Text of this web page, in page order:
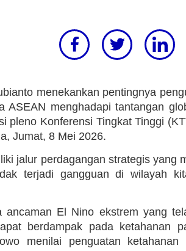
menekankan pentingnya
ASEAN menghadapi tantangan
pleno Konferensi Tingkat Tinggi
Jumat, 8 Mei 2026.
jalur perdagangan strategis yang
terjadi gangguan di wilayah
ancaman El Nino ekstrem yang
berdampak pada ketahanan
menilai penguatan ketahanan